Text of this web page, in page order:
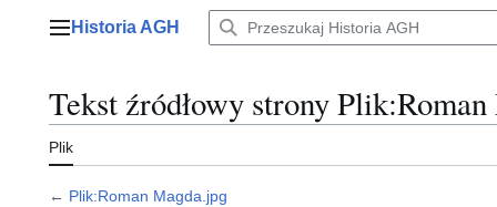
Menu główne
Historia AGH
Tekst źródłowy strony
Plik
← Plik:Roman Magda.jpg